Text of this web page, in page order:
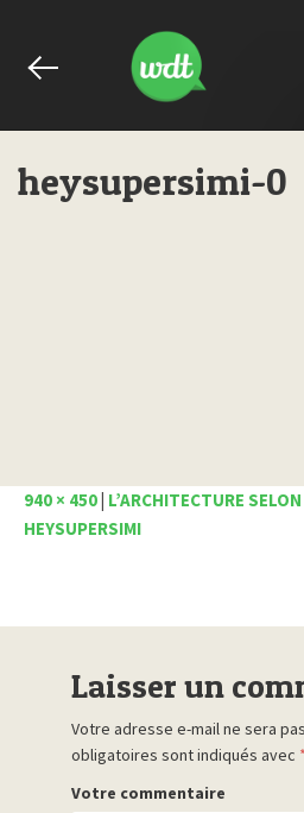
heysupersimi-0
940 × 450| L’ARCHITECTURE
HEYSUPERSIMI
Laisser un
Votre adresse e-mail ne sera
obligatoires sont indiqués avec *
Votre commentaire